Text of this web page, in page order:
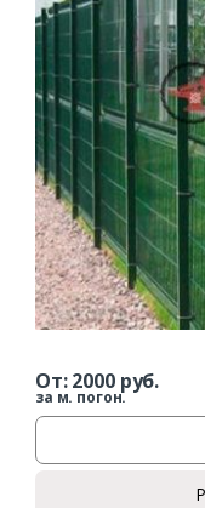
От:2000руб.
за м. погон.